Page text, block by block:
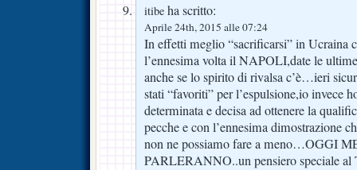
itibe ha scritto:
Aprile 24th, 2015 alle 07:24
In effetti meglio “sacrificarsi” in Ucraina
l’ennesima volta il NAPOLI,date le
anche se lo spirito di rivalsa c’è…ieri
stati “favoriti” per l’espulsione,io invece
determinata e decisa ad ottenere la
pecche e con l’ennesima dimostrazione
non ne possiamo fare a meno…OGGI
PARLERANNO..un pensiero speciale al